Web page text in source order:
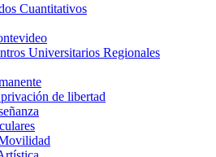
Cuantitativos
Universitarios Regionales
de libertad